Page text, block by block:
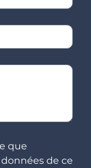
que
de ce